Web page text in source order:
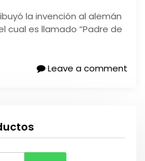
la invención al alemán
cual es llamado “Padre de
Leave a comment